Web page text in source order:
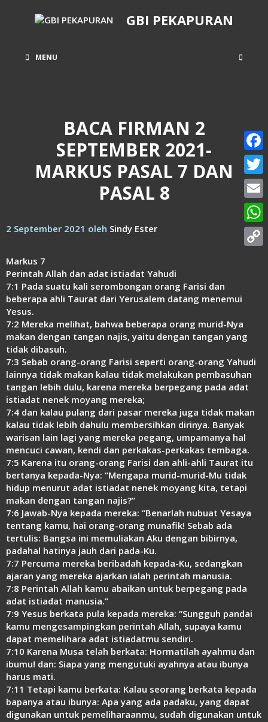
GBI PEKAPURAN
MENU
BACA FIRMAN 2
SEPTEMBER 2021-
MARKUS PASAL 7 DAN
PASAL 8
2 September 2021 oleh Sindy Ester
Markus 7
Perintah Allah dan adat istiadat Yahudi
7:1 Pada suatu kali serombongan orang Farisi dan
beberapa ahli Taurat dari Yerusalem datang menemui
Yesus.
7:2 Mereka melihat, bahwa beberapa orang murid-Nya
makan dengan tangan najis, yaitu dengan tangan yang
tidak dibasuh.
7:3 Sebab orang-orang Farisi seperti orang-orang Yahudi
lainnya tidak makan kalau tidak melakukan pembasuhan
tangan lebih dulu, karena mereka berpegang pada adat
istiadat nenek moyang mereka;
7:4 dan kalau pulang dari pasar mereka juga tidak makan
kalau tidak lebih dahulu membersihkan dirinya. Banyak
warisan lain lagi yang mereka pegang, umpamanya hal
mencuci cawan, kendi dan perkakas-perkakas tembaga.
7:5 Karena itu orang-orang Farisi dan ahli-ahli Taurat itu
bertanya kepada-Nya: “Mengapa murid-murid-Mu tidak
hidup menurut adat istiadat nenek moyang kita, tetapi
makan dengan tangan najis?”
7:6 Jawab-Nya kepada mereka: “Benarlah nubuat Yesaya
tentang kamu, hai orang-orang munafik! Sebab ada
tertulis: Bangsa ini memuliakan Aku dengan bibirnya,
padahal hatinya jauh dari pada-Ku.
7:7 Percuma mereka beribadah kepada-Ku, sedangkan
ajaran yang mereka ajarkan ialah perintah manusia.
7:8 Perintah Allah kamu abaikan untuk berpegang pada
adat istiadat manusia.”
7:9 Yesus berkata pula kepada mereka: “Sungguh pandai
kamu mengesampingkan perintah Allah, supaya kamu
dapat memelihara adat istiadatmu sendiri.
7:10 Karena Musa telah berkata: Hormatilah ayahmu dan
ibumu! dan: Siapa yang mengutuki ayahnya atau ibunya
harus mati.
7:11 Tetapi kamu berkata: Kalau seorang berkata kepada
bapanya atau ibunya: Apa yang ada padaku, yang dapat
digunakan untuk pemeliharaanmu, sudah digunakan untuk
Email